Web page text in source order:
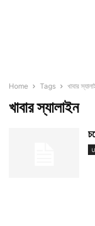
Home Tags খাবার
খাবার স্যালাইন